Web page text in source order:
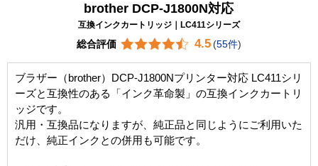
brother DCP-J1800N対応
互換インクカートリッジ｜LC411シリーズ
総合評価 4.5 (55件)
ブラザー（brother）DCP-J1800Nプリンター対応 LC411シリ
ーズと互換性のある「インク革命製」の互換インクカートリ
ッジです。
汎用・互換品になりますが、純正品と同じようにご利用いた
だけ、純正インクとの併用も可能です。